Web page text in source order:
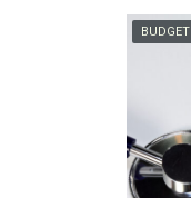
BUDGET